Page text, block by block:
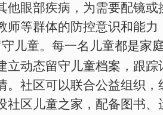
他眼部疾病，为需要配镜
师等群体的防控意识和能
守儿童。每一名儿童都是
立动态留守儿童档案，跟
。社区可以联合公益组织
社区儿童之家，配备图书